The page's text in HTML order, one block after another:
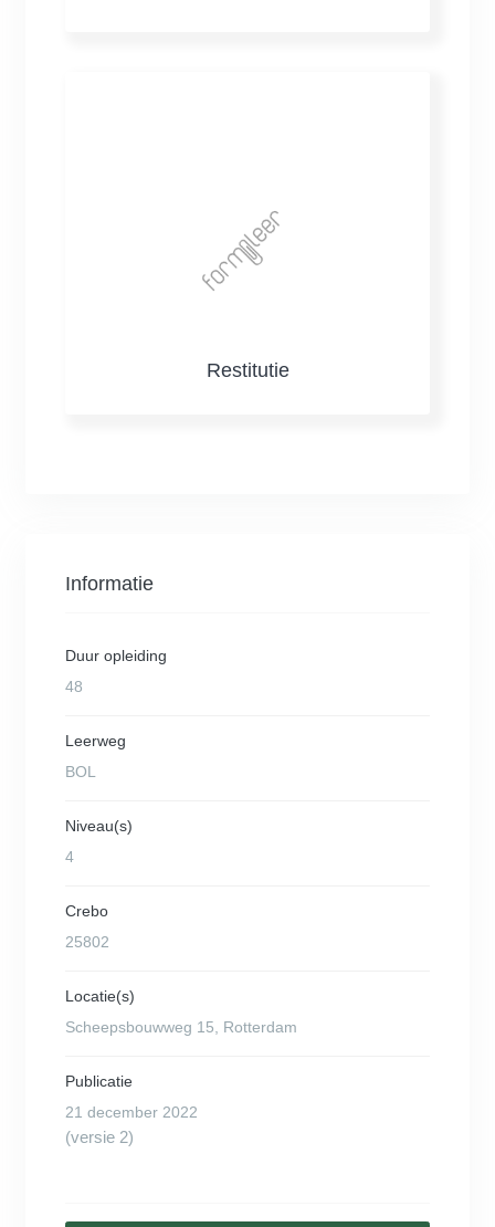
Restitutie
Informatie
Duur opleiding
48
Leerweg
BOL
Niveau(s)
4
Crebo
25802
Locatie(s)
Scheepsbouwweg 15, Rotterdam
Publicatie
21 december 2022
(versie 2)